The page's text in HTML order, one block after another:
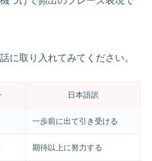
に取り入れてみてください。
日本語訳
一歩前に出て引き受ける
期待以上に努力する